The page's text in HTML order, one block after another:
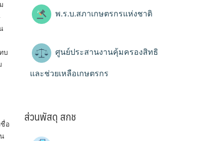
บ
อ
พ.ร.บ.สภาเกษตรกรแห่งชาติ
ศูนย์ประสานงานคุ้มครองสิทธิ
และช่วยเหลือเกษตรกร
ส่วนพัสดุ สกช